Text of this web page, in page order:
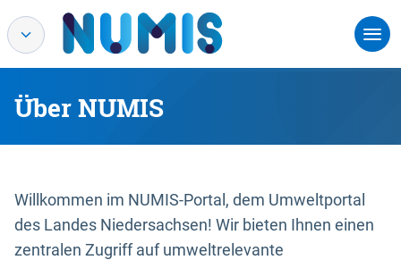
Über NUMIS
Willkommen im NUMIS-Portal, dem Umweltportal
des Landes Niedersachsen! Wir bieten Ihnen einen
zentralen Zugriff auf umweltrelevante